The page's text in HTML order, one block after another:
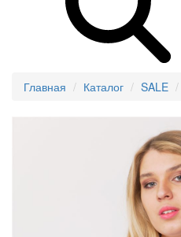
Главная Каталог SALE